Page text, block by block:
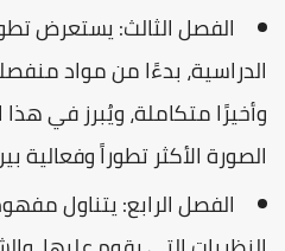
الفصل الثالث: يستعرض
الدراسية، بدءًا من مواد
وأخيرًا متكاملة، ويُبرز في
الصورة الأكثر تطوراً وفعالية
الفصل الرابع: يتناول